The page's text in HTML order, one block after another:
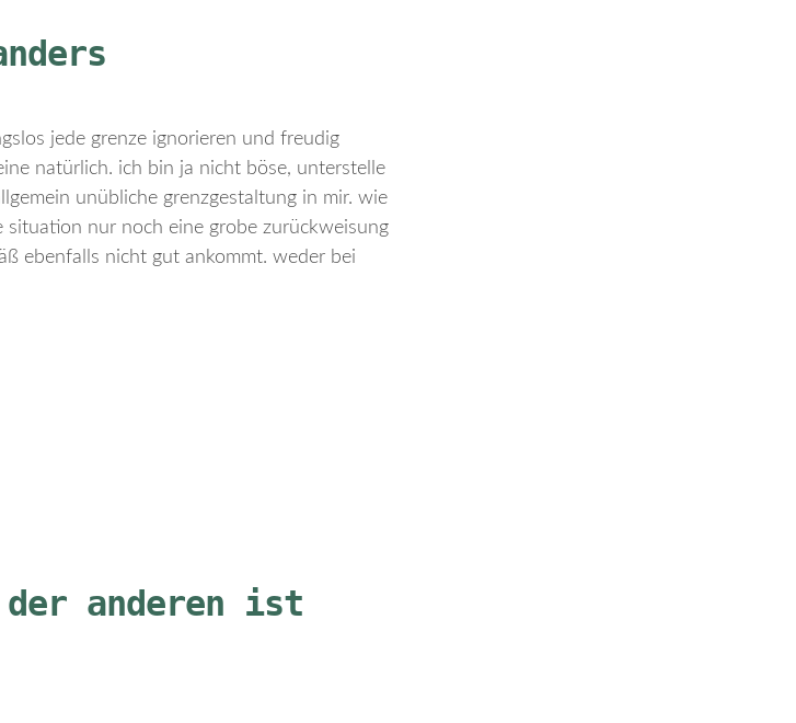
jede grenze ignorieren und freudig
natürlich. ich bin ja nicht böse, unterstelle
unübliche grenzgestaltung in mir. wie
situation nur noch eine grobe zurückweisung
ebenfalls nicht gut ankommt. weder bei
der anderen ist